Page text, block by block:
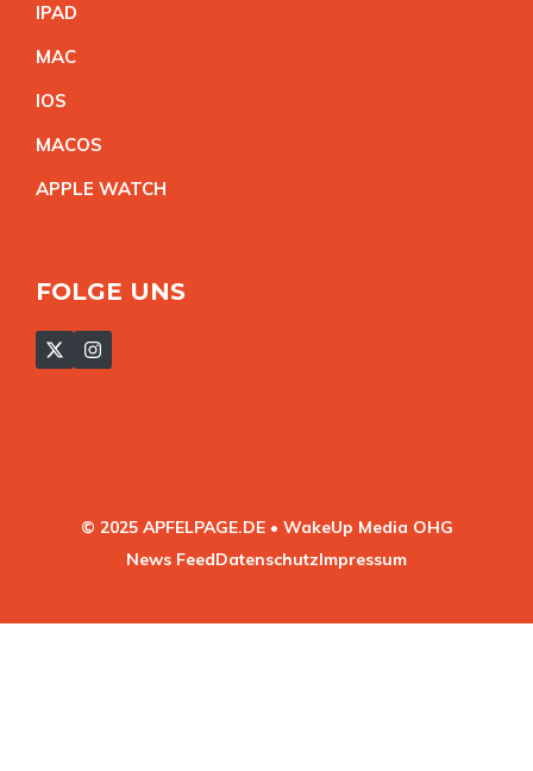
IPAD
MAC
IOS
MACOS
APPLE WATCH
FOLGE UNS
© 2025 APFELPAGE.DE • WakeUp Media OHG
News FeedDatenschutzImpressum